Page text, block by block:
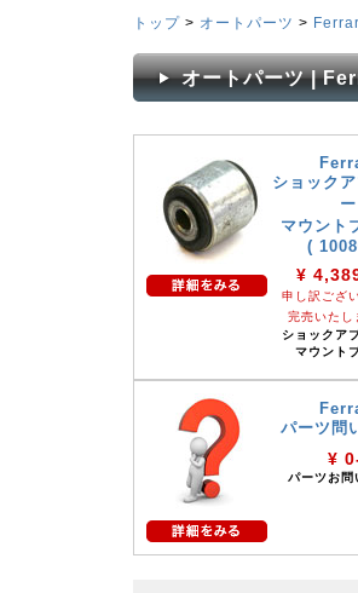
トップ > オートパーツ >
オートパーツ |
ショック
ー
マウント
(
¥
申し訳ござ
完売いたし
ショックア
マウント
パーツ問
¥
パーツお問